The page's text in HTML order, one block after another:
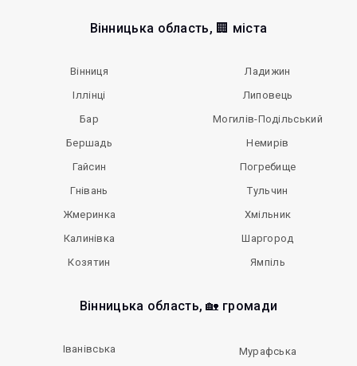
Вінницька область, 🏢 міста
Вінниця
Іллінці
Бар
Бершадь
Гайсин
Гнівань
Жмеринка
Калинівка
Козятин
Ладижин
Липовець
Могилів-Подільський
Немирів
Погребище
Тульчин
Хмільник
Шаргород
Ямпіль
Вінницька область, 🏡 громади
Іванівська
Мурафська